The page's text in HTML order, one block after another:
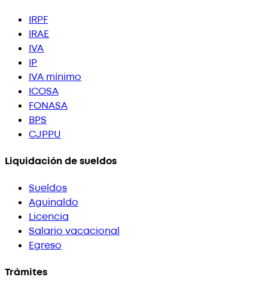
IRPF
IRAE
IVA
IP
IVA mínimo
ICOSA
FONASA
BPS
CJPPU
Liquidación de sueldos
Sueldos
Aguinaldo
Licencia
Salario vacacional
Egreso
Trámites